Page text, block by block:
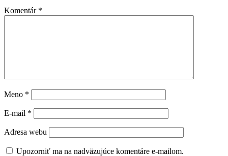
Komentár *
Meno *
E-mail *
Adresa webu
Upozorniť ma na nadväzujúce komentáre e-mailom.